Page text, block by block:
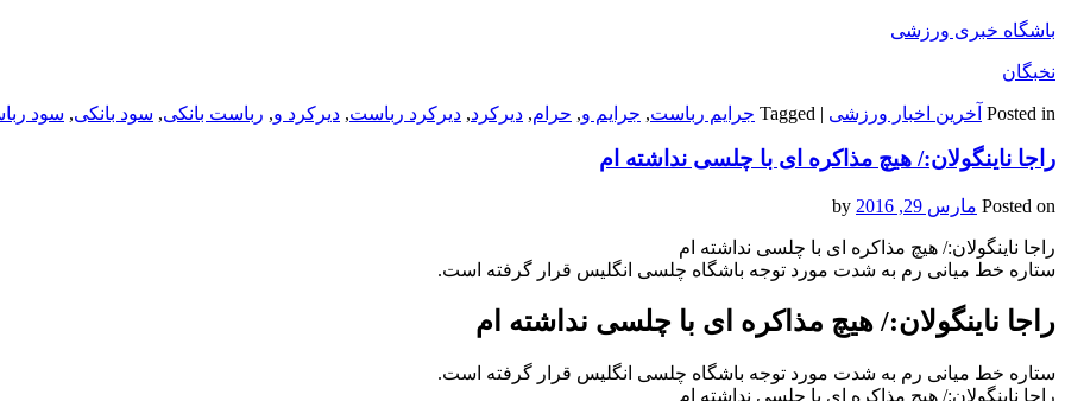
باشگاه خبری ورزشی
نخبگان
Posted in آخرین اخبار ورزشی |
Tagged جرایم رباست, جرایم و, حرام, دیرکرد, دیرکرد رباست, دیرکرد و, رباست بانکی, سود بانکی, سود
راجا ناینگولان:/ هیچ مذاکره ای با چلسی نداشته ام
Posted on مارس 29, 2016
راجا ناینگولان:/ هیچ مذاکره ای با چلسی نداشته ام
ستاره خط میانی رم به شدت مورد توجه باشگاه چلسی انگلیس قرار گرفته است.
راجا ناینگولان:/ هیچ مذاکره ای با چلسی نداشته ام
ستاره خط میانی رم به شدت مورد توجه باشگاه چلسی انگلیس قرار گرفته است.
راجا ناینگولان:/ هیچ مذاکره ای با چلسی نداشته ام